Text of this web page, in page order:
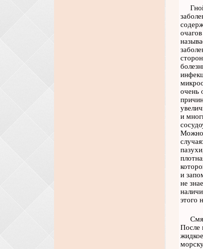
очень
и
Можно
и
не
этого
После